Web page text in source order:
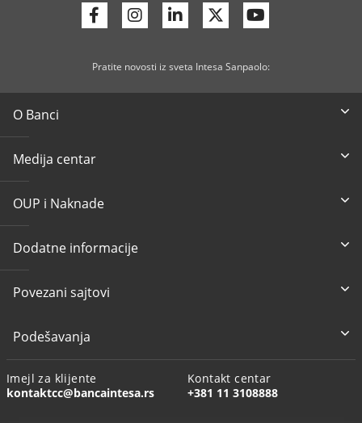
FacebookInstagram
LinkedinTwitter
Pratite novosti iz sveta Intesa Sanpaolo:
O Banci
Medija centar
OUP i Naknade
Dodatne informacije
Povezani sajtovi
Podešavanja
Imejl za klijente
kontaktcc@bancaintesa.rs
Kontakt centar
+381 11 3108888